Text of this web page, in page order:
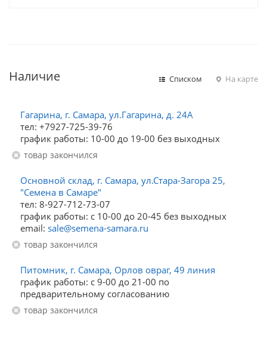
Наличие Списком На карте
Гагарина, г. Самара, ул.Гагарина, д. 24А
тел: +7927-725-39-76
график работы: 10-00 до 19-00 без выходных
Товар закончился
Основной склад, г. Самара, ул.Стара-Загора 25,
"Семена в Самаре"
тел: 8-927-712-73-07
график работы: с 10-00 до 20-45 без выходных
email: sale@semena-samara.ru
Товар закончился
Питомник, г. Самара, Орлов овраг, 49 линия
график работы: с 9-00 до 21-00 по
предварительному согласованию
Товар закончился